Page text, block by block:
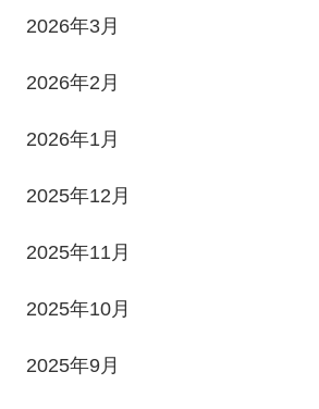
2026年3月
2026年2月
2026年1月
2025年12月
2025年11月
2025年10月
2025年9月